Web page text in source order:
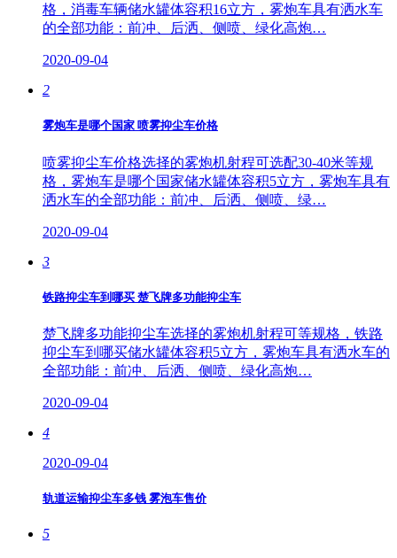
格，消毒车辆储水罐体容积16立方，雾炮车具有洒水车
的全部功能：前冲、后洒、侧喷、绿化高炮…
2020-09-04
2
雾炮车是哪个国家 喷雾抑尘车价格
喷雾抑尘车价格选择的雾炮机射程可选配30-40米等规
格，雾炮车是哪个国家储水罐体容积5立方，雾炮车具有
洒水车的全部功能：前冲、后洒、侧喷、绿…
2020-09-04
3
铁路抑尘车到哪买 楚飞牌多功能抑尘车
楚飞牌多功能抑尘车选择的雾炮机射程可等规格，铁路
抑尘车到哪买储水罐体容积5立方，雾炮车具有洒水车的
全部功能：前冲、后洒、侧喷、绿化高炮…
2020-09-04
4
2020-09-04
轨道运输抑尘车多钱 雾泡车售价
5